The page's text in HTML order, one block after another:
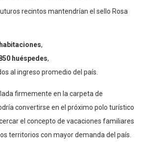
recintos mantendrían el sello Rosa
,
huéspedes,
al ingreso promedio del país.
firmemente en la carpeta de
convertirse en el próximo polo turístico
el concepto de vacaciones familiares
territorios con mayor demanda del país.